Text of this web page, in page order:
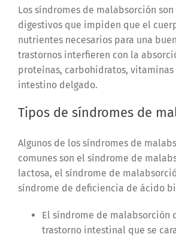
Los síndromes de malabsorción
digestivos que impiden que el
nutrientes necesarios para una
trastornos interfieren con la
proteínas, carbohidratos,
intestino delgado.
Tipos de síndromes de
Algunos de los síndromes de
comunes son el síndrome de
lactosa, el síndrome de
síndrome de deficiencia de ácido
El síndrome de malabsorción
trastorno intestinal que se